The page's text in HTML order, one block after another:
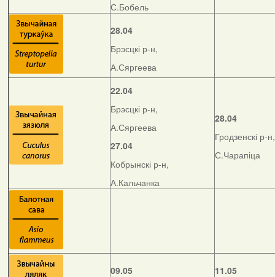
С.Бобель
28.04
Брэсцкі р-н,
А.Сяргеева
22.04
Брэсцкі р-н,
А.Сяргеева
27.04
Кобрынскі р-н,
А.Кальчанка
28.04
Гродзенскі р-н,
С.Чарапіца
09.05
11.05